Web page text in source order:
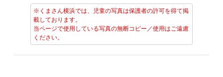
※くまさん横浜では、児童の写真は保護者の許可を得て掲
載しております。
当ページで使用している写真の無断コピー／使用はご遠慮
ください。